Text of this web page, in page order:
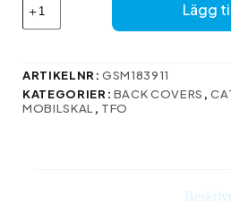
Glam-
fodral
iPhone
isberg
Lägg
ARTIKELNR:GSM183911
KATEGORIER: BACK COVERS ,
MOBILSKAL , TFO